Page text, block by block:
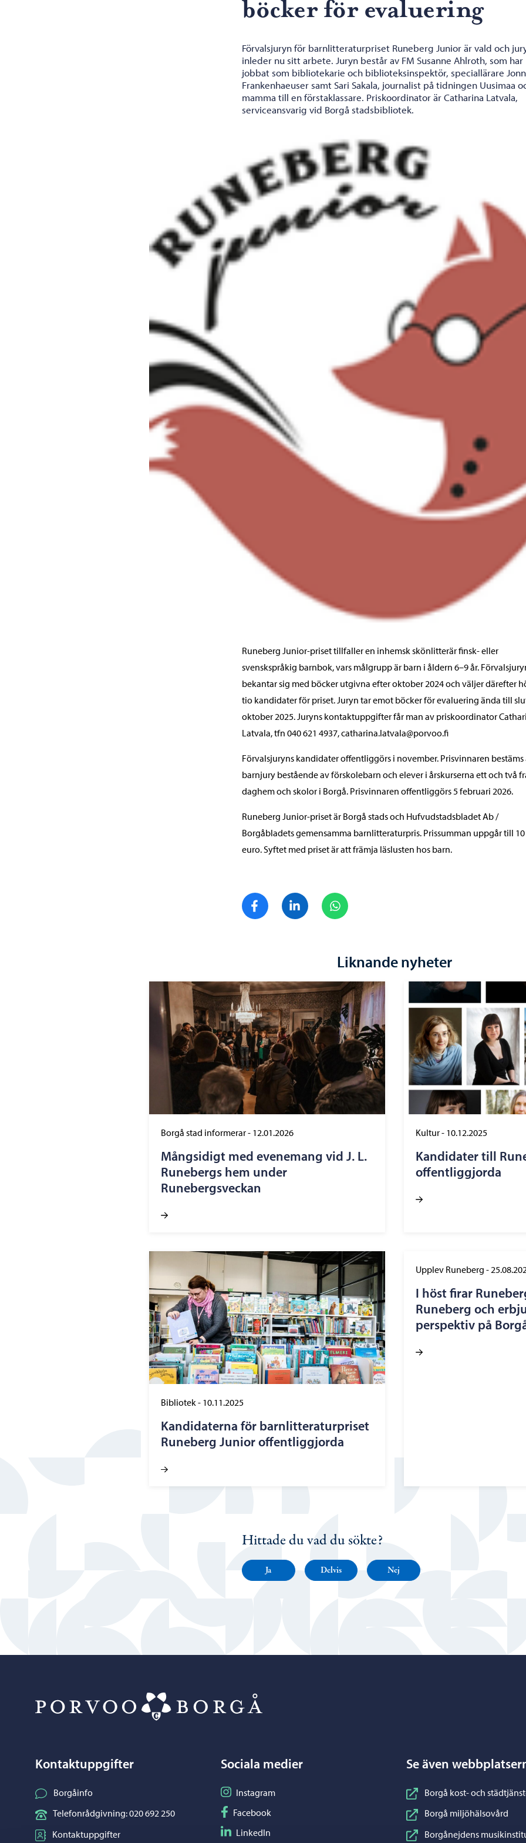
böcker för evaluering
Förvalsjuryn för barnlitteraturpriset Runeberg Junior är vald och
inleder nu sitt arbete. Juryn består av FM Susanne Ahlroth, som har
jobbat som bibliotekarie och biblioteksinspektör, speciallärare
Frankenhaeuser samt Sari Sakala, journalist på tidningen Uusimaa
mamma till en förstaklassare. Priskoordinator är Catharina Latvala,
serviceansvarig vid Borgå stadsbibliotek.
Runeberg Junior-priset tillfaller en inhemsk skönlitterär finsk- eller
svenskspråkig barnbok, vars målgrupp är barn i åldern 6–9 år.
bekantar sig med böcker utgivna efter oktober 2024 och väljer därefter
tio kandidater för priset. Juryn tar emot böcker för evaluering ända till
oktober 2025. Juryns kontaktuppgifter får man av priskoordinator
Latvala, tfn 040 621 4937, catharina.latvala@porvoo.fi
Förvalsjuryns kandidater offentliggörs i november. Prisvinnaren bestäms
barnjury bestående av förskolebarn och elever i årskurserna ett och två
daghem och skolor i Borgå. Prisvinnaren offentliggörs 5 februari 2026.
Runeberg Junior-priset är Borgå stads och Hufvudstadsbladet Ab /
Borgåbladets gemensamma barnlitteraturpris. Prissumman uppgår till 10
euro. Syftet med priset är att främja läslusten hos barn.
Dela på FacebookDela på LinkedIn
Liknande nyheter
Borgå stad informerar- 12.01.2026
Mångsidigt med evenemang vid J. L.
Runebergs hem under
Runebergsveckan
Kultur- 10.12.2025
Kandidater till
offentliggjorda
Bibliotek- 10.11.2025
Kandidaterna för barnlitteraturpriset
Runeberg Junior offentliggjorda
Upplev Runeberg -
I höst firar
Runeberg och
perspektiv på
Hittade du vad du sökte?
Ja Delvis Nej
Kontaktuppgifter
Borgåinfo
Telefonrådgivning: 020 692 250
Kontaktuppgifter
Sociala medier
Följ på Instagram
Instagram
Följ på Facebook
Facebook
Följ på LinkedIn
LinkedIn
Se även
Borgå kost- och
Borgå miljöhälsovård
Borgånejdens